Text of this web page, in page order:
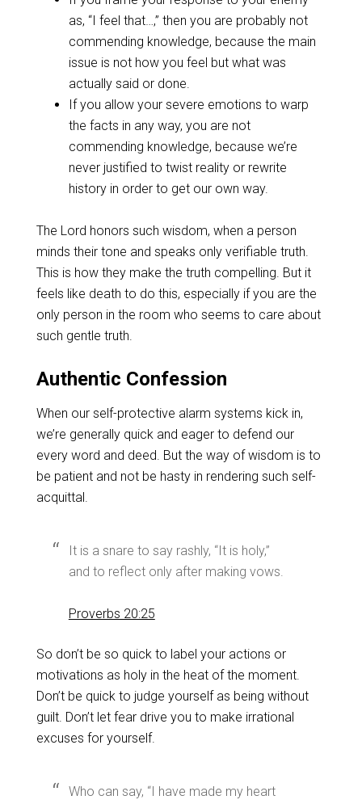
as, “I feel that…,” then you are probably not
commending knowledge, because the main
issue is not how you feel but what was
actually said or done.
If you allow your severe emotions to warp
the facts in any way, you are not
commending knowledge, because we’re
never justified to twist reality or rewrite
history in order to get our own way.
The Lord honors such wisdom, when a person
minds their tone and speaks only verifiable truth.
This is how they make the truth compelling. But it
feels like death to do this, especially if you are the
only person in the room who seems to care about
such gentle truth.
Authentic Confession
When our self-protective alarm systems kick in,
we’re generally quick and eager to defend our
every word and deed. But the way of wisdom is to
be patient and not be hasty in rendering such self-
acquittal.
It is a snare to say rashly, “It is holy,”
and to reflect only after making vows.
Proverbs 20:25
So don’t be so quick to label your actions or
motivations as holy in the heat of the moment.
Don’t be quick to judge yourself as being without
guilt. Don’t let fear drive you to make irrational
excuses for yourself.
Who can say, “I have made my heart